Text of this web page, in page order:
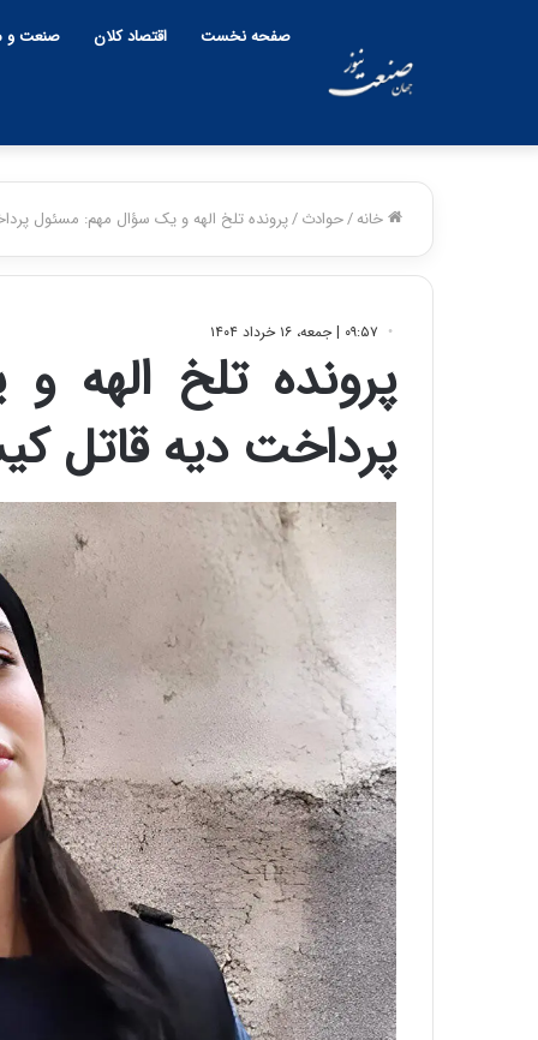
صفحه نخست اقتصاد کلان صنعت و
خانه/حوادث/پرونده تلخ الهه و یک سؤال مهم: مسئول
۰۹:۵۷ | جمعه، ۱۶ خرداد ۱۴۰۴
پرونده تلخ
پرداخت دیه قاتل